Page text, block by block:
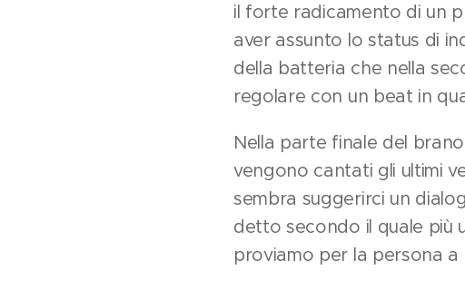
il forte radicamento di un
aver assunto lo status di
della batteria che nella
regolare con un beat in
Nella parte finale del
vengono cantati gli ultimi
sembra suggerirci un
detto secondo il quale più
proviamo per la persona